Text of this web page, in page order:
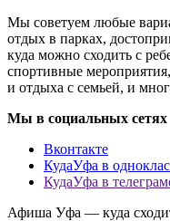
Мы советуем любые
отдых в парках,
куда можно сходить с
спортивные
и отдыха с семьей, и
Мы в социальных сетях
Вконтакте
КудаУфа в
КудаУфа в
Афиша Уфа — куда